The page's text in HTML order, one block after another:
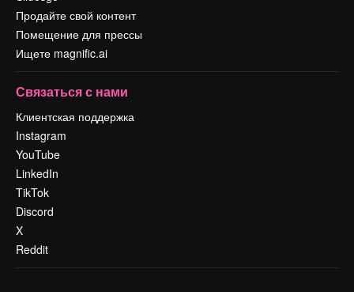
Продайте свой контент
Помещение для прессы
Ищете magnific.ai
Связаться с нами
Клиентская поддержка
Instagram
YouTube
LinkedIn
TikTok
Discord
X
Reddit